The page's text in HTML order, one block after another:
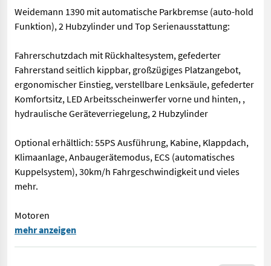
Weidemann 1390 mit automatische Parkbremse (auto-hold
Funktion), 2 Hubzylinder und Top Serienausstattung:
Fahrerschutzdach mit Rückhaltesystem, gefederter
Fahrerstand seitlich kippbar, großzügiges Platzangebot,
ergonomischer Einstieg, verstellbare Lenksäule, gefederter
Komfortsitz, LED Arbeitsscheinwerfer vorne und hinten, ,
hydraulische Geräteverriegelung, 2 Hubzylinder
Optional erhältlich: 55PS Ausführung, Kabine, Klappdach,
Klimaanlage, Anbaugerätemodus, ECS (automatisches
Kuppelsystem), 30km/h Fahrgeschwindigkeit und vieles
mehr.
Motoren
Weidemann 1390 mit automatische Parkbremse (auto-hold
mehr anzeigen